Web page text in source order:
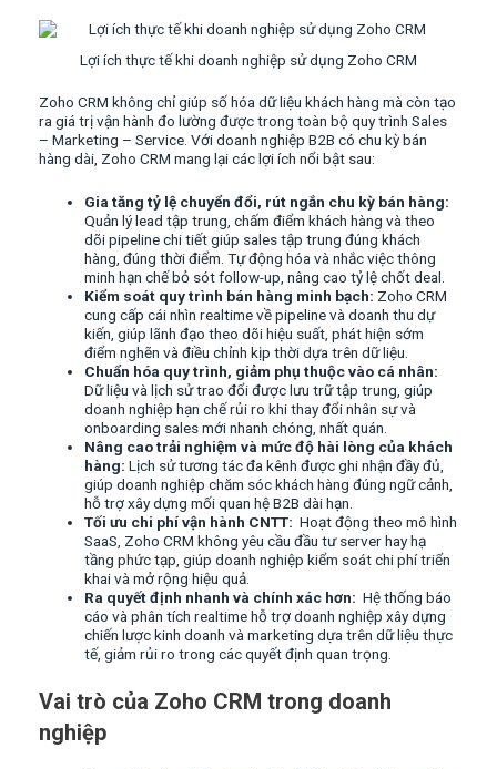
Lợi ích thực tế khi doanh nghiệp sử dụng Zoho CRM
Zoho CRM không chỉ giúp số hóa dữ liệu khách hàng mà còn tạo
ra giá trị vận hành đo lường được trong toàn bộ quy trình Sales
– Marketing – Service. Với doanh nghiệp B2B có chu kỳ bán
hàng dài, Zoho CRM mang lại các lợi ích nổi bật sau:
Gia tăng tỷ lệ chuyển đổi, rút ngắn chu kỳ bán hàng:
Quản lý lead tập trung, chấm điểm khách hàng và theo
dõi pipeline chi tiết giúp sales tập trung đúng khách
hàng, đúng thời điểm. Tự động hóa và nhắc việc thông
minh hạn chế bỏ sót follow-up, nâng cao tỷ lệ chốt deal.
Kiểm soát quy trình bán hàng minh bạch: Zoho CRM
cung cấp cái nhìn realtime về pipeline và doanh thu dự
kiến, giúp lãnh đạo theo dõi hiệu suất, phát hiện sớm
điểm nghẽn và điều chỉnh kịp thời dựa trên dữ liệu.
Chuẩn hóa quy trình, giảm phụ thuộc vào cá nhân:
Dữ liệu và lịch sử trao đổi được lưu trữ tập trung, giúp
doanh nghiệp hạn chế rủi ro khi thay đổi nhân sự và
onboarding sales mới nhanh chóng, nhất quán.
Nâng cao trải nghiệm và mức độ hài lòng của khách
hàng: Lịch sử tương tác đa kênh được ghi nhận đầy đủ,
giúp doanh nghiệp chăm sóc khách hàng đúng ngữ cảnh,
hỗ trợ xây dựng mối quan hệ B2B dài hạn.
Tối ưu chi phí vận hành CNTT: Hoạt động theo mô hình
SaaS, Zoho CRM không yêu cầu đầu tư server hay hạ
tầng phức tạp, giúp doanh nghiệp kiểm soát chi phí triển
khai và mở rộng hiệu quả.
Ra quyết định nhanh và chính xác hơn: Hệ thống báo
cáo và phân tích realtime hỗ trợ doanh nghiệp xây dựng
chiến lược kinh doanh và marketing dựa trên dữ liệu thực
tế, giảm rủi ro trong các quyết định quan trọng.
Vai trò của Zoho CRM trong doanh
nghiệp